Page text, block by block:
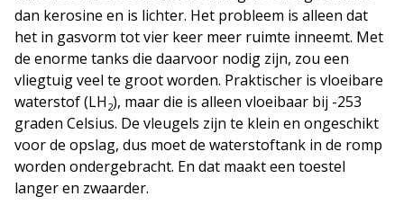
dan kerosine en is lichter. Het probleem is alleen dat
het in gasvorm tot vier keer meer ruimte inneemt. Met
de enorme tanks die daarvoor nodig zijn, zou een
vliegtuig veel te groot worden. Praktischer is vloeibare
waterstof (LH 2), maar die is alleen vloeibaar bij -253
graden Celsius. De vleugels zijn te klein en ongeschikt
voor de opslag, dus moet de waterstoftank in de romp
worden ondergebracht. En dat maakt een toestel
langer en zwaarder.